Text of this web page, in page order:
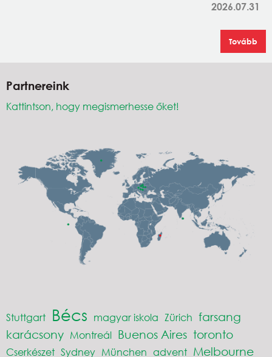
2026.07.31
Tovább
Partnereink
Kattintson, hogy megismerhesse őket!
Stuttgart Bécs magyar iskola Zürich farsang
karácsony Montreál Buenos Aires toronto
Cserkészet Sydney München advent Melbourne